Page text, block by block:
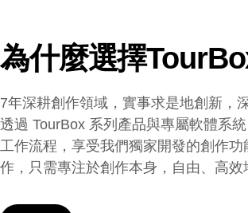
為什麼選擇
7年深耕創作領域，實事求是地創新，
透過 TourBox 系列產品與專屬軟體系
工作流程，享受我們獨家開發的創作
作，只需專注於創作本身，自由、高